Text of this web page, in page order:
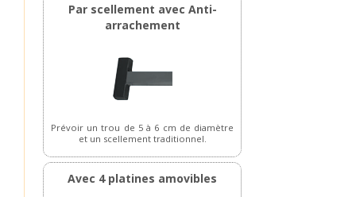
Par scellement avec Anti-
arrachement
Prévoir un trou de 5 à 6 cm de diamètre
et un scellement traditionnel.
Avec 4 platines amovibles